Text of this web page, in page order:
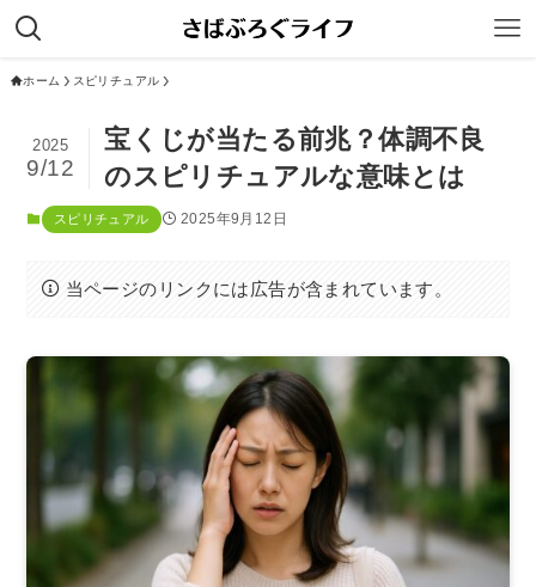
ホーム スピリチュアル
宝くじが当たる前兆？体調不良
のスピリチュアルな意味とは
2025
9/12
スピリチュアル 2025年9月12日
当ページのリンクには広告が含まれています。